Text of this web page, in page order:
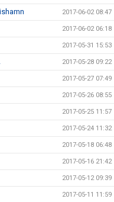
2017-06-02 08:47
2017-06-02 06:18
2017-05-31 15:53
2017-05-28 09:22
2017-05-27 07:49
2017-05-26 08:55
2017-05-25 11:57
2017-05-24 11:32
2017-05-18 06:48
2017-05-16 21:42
2017-05-12 09:39
2017-05-11 11:59